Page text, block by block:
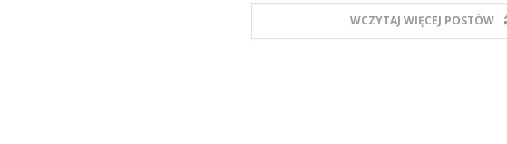
WCZYTAJ WIĘCEJ POSTÓW